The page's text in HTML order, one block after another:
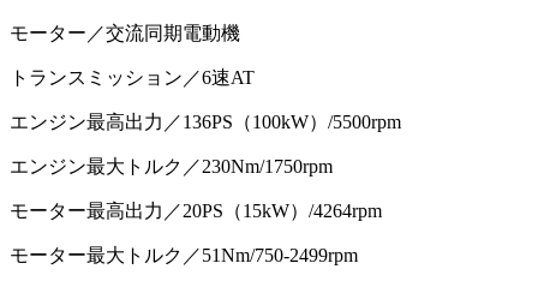
モーター／交流同期電動機
トランスミッション／6速AT
エンジン最高出力／136PS（100kW）/5500rpm
エンジン最大トルク／230Nm/1750rpm
モーター最高出力／20PS（15kW）/4264rpm
モーター最大トルク／51Nm/750-2499rpm